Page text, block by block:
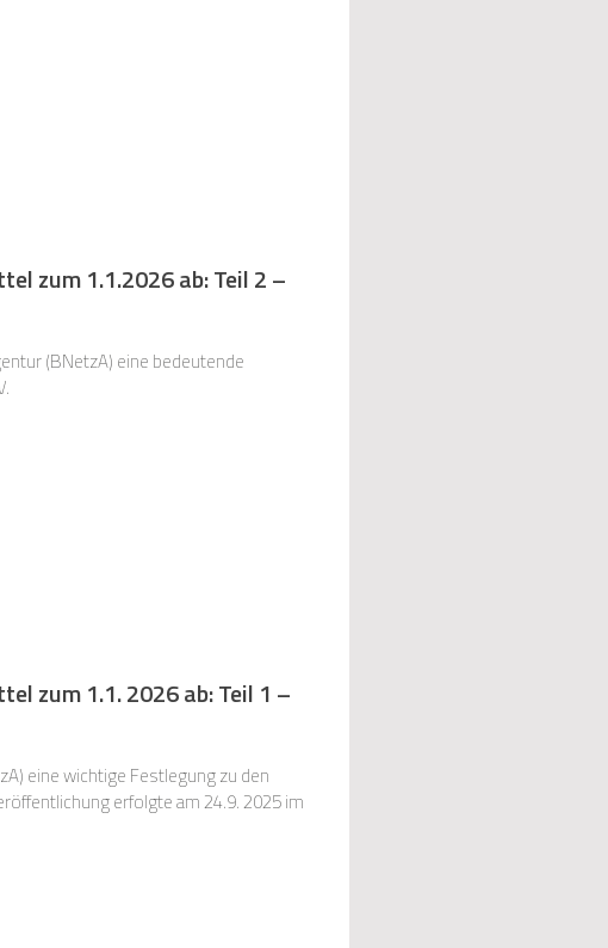
zum 1.1.2026 ab: Teil 2 –
(BNetzA) eine bedeutende
zum 1.1. 2026 ab: Teil 1 –
eine wichtige Festlegung zu den
erfolgte am 24.9. 2025 im